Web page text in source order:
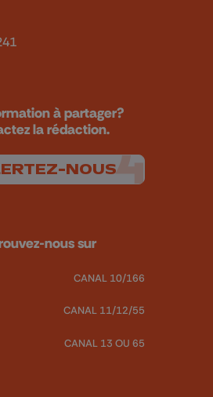
à partager?
la rédaction.
NOUS
nous sur
CANAL 10/166
CANAL 11/12/55
CANAL 13 OU 65